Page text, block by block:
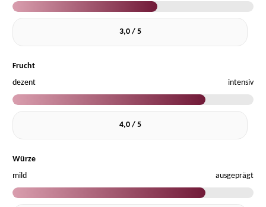
3,0 / 5
Frucht
dezent
intensiv
4,0 / 5
Würze
mild
ausgeprägt